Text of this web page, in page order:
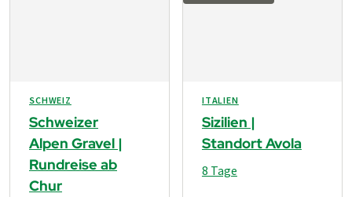
SCHWEIZ
Schweizer
Alpen Gravel |
Rundreise ab
Chur
ITALIEN
Sizilien |
Standort Avola
8 Tage